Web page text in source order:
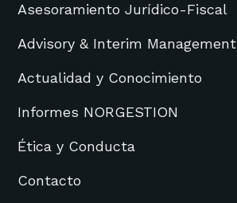
Asesoramiento Jurídico-Fiscal
Advisory & Interim Management
Actualidad y Conocimiento
Informes NORGESTION
Ética y Conducta
Contacto